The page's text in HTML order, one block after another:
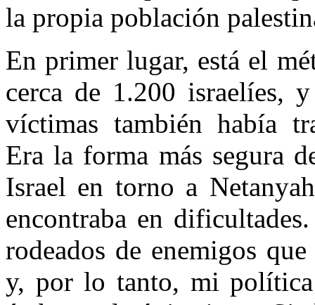
la propia población
En primer lugar, está el
cerca de 1.200 israelíes,
víctimas también había
Era la forma más segura
Israel en torno a
encontraba en
rodeados de enemigos
y, por lo tanto, mi